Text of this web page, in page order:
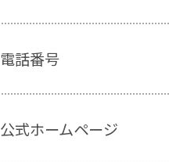
電話番号
公式ホームページ